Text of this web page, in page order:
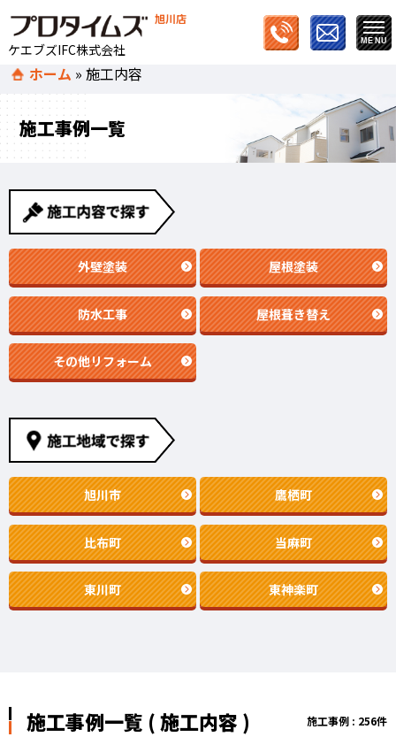
旭川店
ケエブズIFC株式会社
ホーム »施工内容
施工事例一覧
外壁塗装 屋根塗装
防水工事 屋根葺き替え
その他リフォーム
旭川市 鷹栖町
比布町 当麻町
東川町 東神楽町
施工事例一覧 ( 施工内容 ) 施工事例 : 256件